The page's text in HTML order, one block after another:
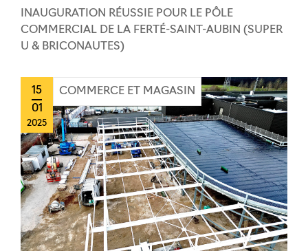
INAUGURATION RÉUSSIE POUR LE PÔLE
COMMERCIAL DE LA FERTÉ-SAINT-AUBIN (SUPER
U & BRICONAUTES)
15
01
2025
COMMERCE ET MAGASIN